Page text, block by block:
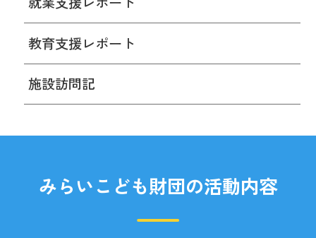
教育支援レポート
施設訪問記
みらいこども財団の活動内容